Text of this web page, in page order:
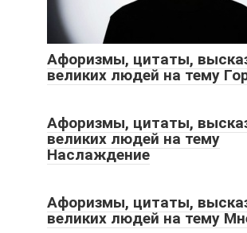
Афоризмы, цитаты,
великих людей на тему
Афоризмы, цитаты,
великих людей на тему
Наслаждение
Афоризмы, цитаты,
великих людей на тему